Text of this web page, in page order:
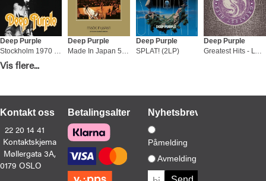
Kjøp
Deep Purple
579,-
Deep Purple
Deep Purple
SPLAT! (2LP)
Deep Purple
Deep Purple
Greatest Hits (4LP)
Kjøp
Deep Purple
Bombay Calling - Live In 95 (2CD)
249,- Kjøp
Deep Purple
=1 (CD)
199,-
Vis flere...
Kontakt oss
22 20 14 41
Kontaktskjema
Møllergata 3A,
0179 OSLO
BetalingsalternativerNyhetsbrev
Påmelding
Avmelding